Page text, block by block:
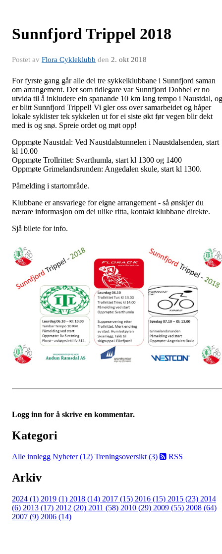
Sunnfjord Trippel 2018
Postet av Flora Cykleklubb den 2. okt 2018
For fyrste gang går alle dei tre sykkelklubbane i Sunnfjord saman
om arrangement. Det som tidlegare var Sunnfjord Dobbel er no
utvida til å inkludere ein spanande 10 km lang tempo i Naustdal, og
er blitt Sunnfjord Trippel! Vi gler oss over samarbeidet og håper
lokale syklister tek sykkelen ut for ei siste økt før vegen blir dekt
med is og snø. Spreie ordet og møt opp!
Oppmøte Naustdal: Ved Naustdalstunnelen i Naustdalsenden, start
kl 10.00
Oppmøte Trollrittet: Svarthumla, start kl 1300 og 1400
Oppmøte Grimelandsrunden: Angedalen skule, start kl 1300.
Påmelding i startområde.
Klubbane er ansvarlege for eigne arrangement - så ønskjer du
nærare informasjon om dei ulike ritta, kontakt klubbane direkte.
Sjå bilete for info.
Logg inn for å skrive en kommentar.
Kategori
Alle innlegg Nyheter (12) Treningsoversikt (3) RSS
Arkiv
2024 (1) 2019 (1) 2018 (14) 2017 (15) 2016 (15) 2015 (23) 2014
(6) 2013 (17) 2012 (20) 2011 (58) 2010 (29) 2009 (55) 2008 (64)
2007 (9) 2006 (14)